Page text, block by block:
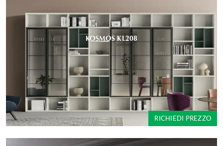
KOSMOS KL208
RICHIEDI PREZZO